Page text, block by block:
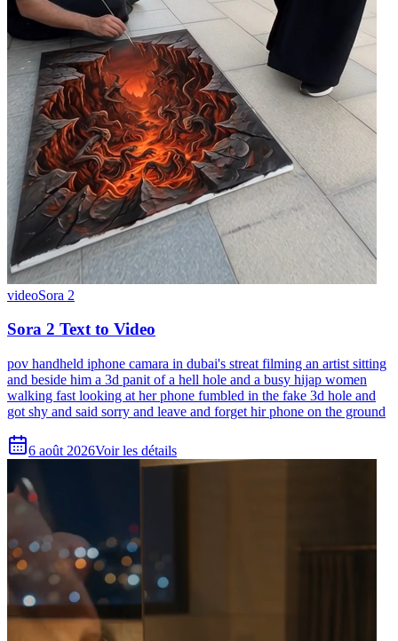
videoSora 2
Sora 2 Text to Video
pov handheld iphone camara in dubai's streat filming an artist sitting
and beside him a 3d panit of a hell hole and a busy hijap women
walking fast looking at her phone fumbled in the fake 3d hole and
got shy and said sorry and leave and forget hir phone on the ground
6 août 2026Voir les détails